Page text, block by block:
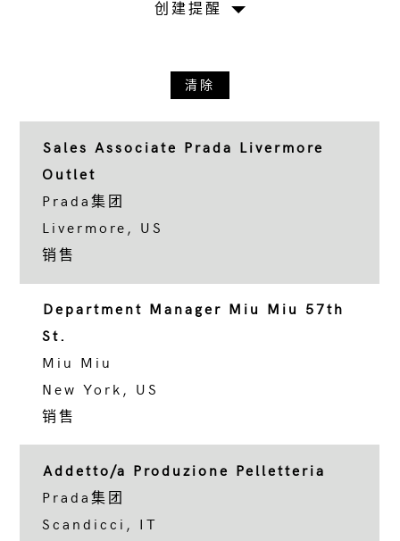
创建提醒
清除
Sales Associate Prada Livermore
Outlet
Prada集团
Livermore, US
销售
Department Manager Miu Miu 57th
St.
Miu Miu
New York, US
销售
Addetto/a Produzione Pelletteria
Prada集团
Scandicci, IT